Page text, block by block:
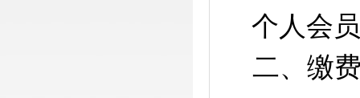
个人会
二、缴